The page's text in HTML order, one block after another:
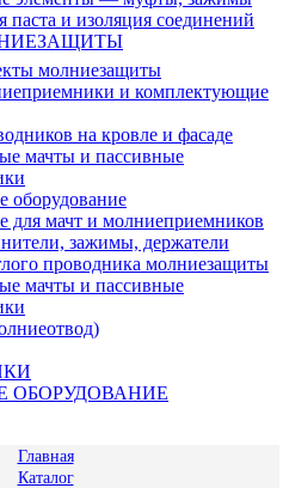
паста и изоляция соединений
молниезащиты
и комплектующие
на кровле и фасаде
мачты и пассивные
оборудование
для мачт и молниеприемников
зажимы, держатели
проводника молниезащиты
мачты и пассивные
ОБОРУДОВАНИЕ
Главная
Каталог